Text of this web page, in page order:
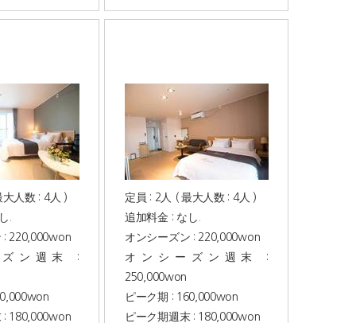
人数 : 4人 )
.
: 220,000won
ン週末 :
: 180,000won
定員 : 2人 ( 最大人数 : 4人 )
追加料金 : なし.
オンシーズン : 220,000won
オンシーズン週末 :
250,000won
ピーク期 : 160,000won
ピーク期週末 : 180,000won